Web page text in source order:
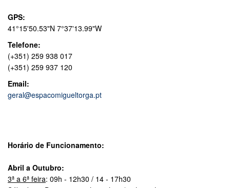
GPS:
41°15'50.53"N 7°37'13.99"W
Telefone:
(+351) 259 938 017
(+351) 259 937 120
Email:
geral@espacomigueltorga.pt
Horário de Funcionamento:
Abril a Outubro:
3ª a 6ª feira: 09h - 12h30 / 14 - 17h30